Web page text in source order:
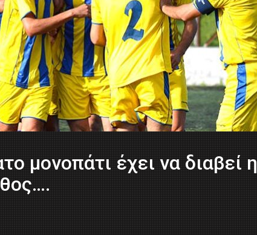
μονοπάτι έχει να διαβεί η